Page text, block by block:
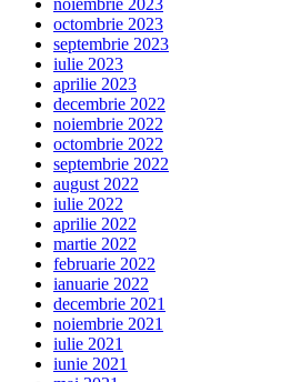
octombrie 2023
septembrie 2023
iulie 2023
aprilie 2023
decembrie 2022
noiembrie 2022
octombrie 2022
septembrie 2022
august 2022
iulie 2022
aprilie 2022
martie 2022
februarie 2022
ianuarie 2022
decembrie 2021
noiembrie 2021
iulie 2021
iunie 2021